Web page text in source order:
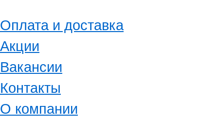
Оплата и доставка
Акции
Вакансии
Контакты
О компании